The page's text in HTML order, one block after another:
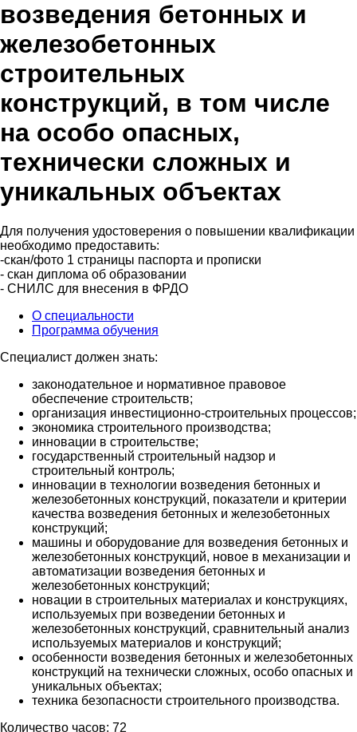
возведения бетонных и
железобетонных
строительных
конструкций, в том числе
на особо опасных,
технически сложных и
уникальных объектах
Для получения удостоверения о повышении квалификации
необходимо предоставить:
-скан/фото 1 страницы паспорта и прописки
- скан диплома об образовании
- СНИЛС для внесения в ФРДО
О специальности
Программа обучения
Специалист должен знать:
законодательное и нормативное правовое
обеспечение строительств;
организация инвестиционно-строительных процессов;
экономика строительного производства;
инновации в строительстве;
государственный строительный надзор и
строительный контроль;
инновации в технологии возведения бетонных и
железобетонных конструкций, показатели и критерии
качества возведения бетонных и железобетонных
конструкций;
машины и оборудование для возведения бетонных и
железобетонных конструкций, новое в механизации и
автоматизации возведения бетонных и
железобетонных конструкций;
новации в строительных материалах и конструкциях,
используемых при возведении бетонных и
железобетонных конструкций, сравнительный анализ
используемых материалов и конструкций;
особенности возведения бетонных и железобетонных
конструкций на технически сложных, особо опасных и
уникальных объектах;
техника безопасности строительного производства.
Количество часов: 72